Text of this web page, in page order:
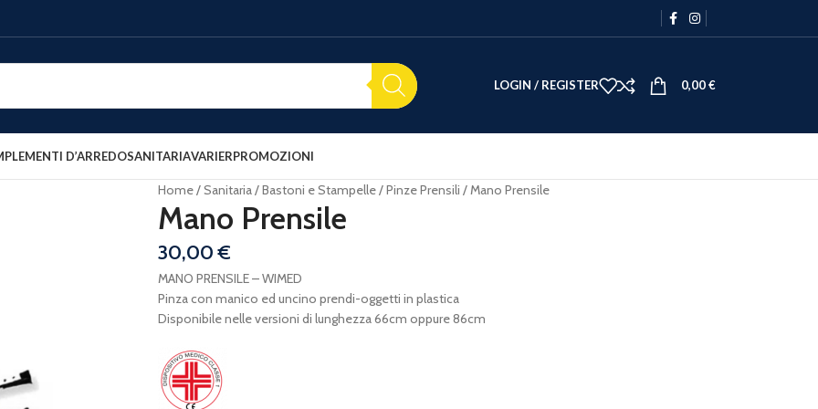
LOGIN / REGISTER 0,00€
D’ARREDOSANITARIAVARIERPROMOZIONI
Home Sanitaria Bastoni e Stampelle Pinze Prensili Mano Prensile
Mano Prensile
30,00€
MANO PRENSILE – WIMED
Pinza con manico ed uncino prendi-oggetti in plastica
Disponibile nelle versioni di lunghezza 66cm oppure 86cm